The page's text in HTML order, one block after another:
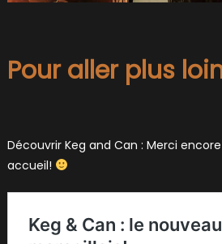
Pour aller plus
Découvrir Keg and Can : Merci
accueil!